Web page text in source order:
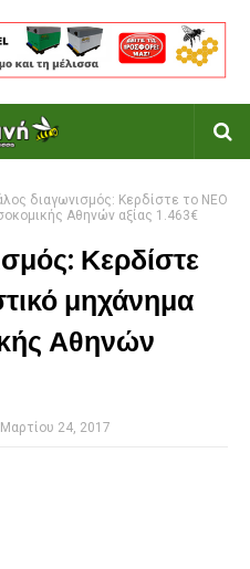
διαγωνισμός: Κερδίστε το ΝΕΟ
Αθηνών αξίας 1.463€
Κερδίστε
μηχάνημα
Αθηνών
24, 2017